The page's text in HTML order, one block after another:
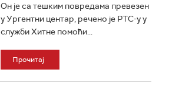
Он је са тешким повредама превезен
у Ургентни центар, речено је РТС-у у
служби Хитне помоћи...
Прочитај